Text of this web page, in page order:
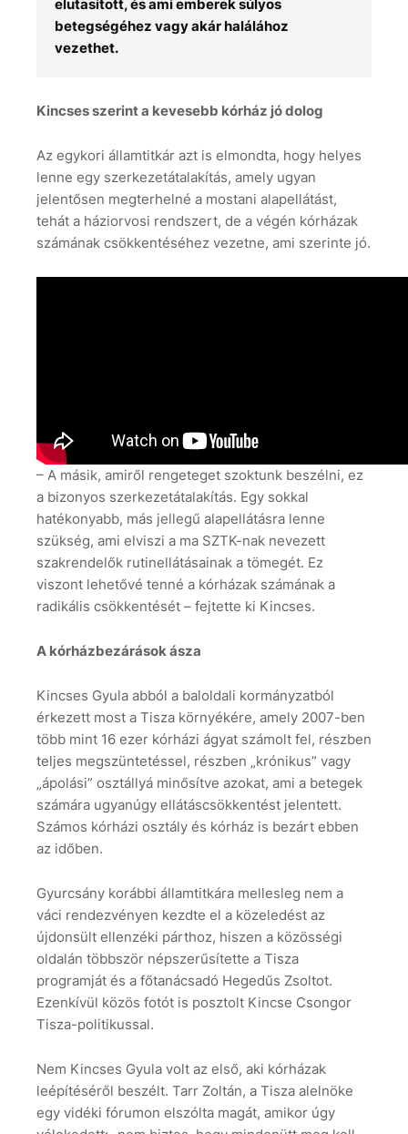
elutasított, és ami emberek súlyos
betegségéhez vagy akár halálához
vezethet.
Kincses szerint a kevesebb kórház jó dolog
Az egykori államtitkár azt is elmondta, hogy helyes
lenne egy szerkezetátalakítás, amely ugyan
jelentősen megterhelné a mostani alapellátást,
tehát a háziorvosi rendszert, de a végén kórházak
számának csökkentéséhez vezetne, ami szerinte jó.
– A másik, amiről rengeteget szoktunk beszélni, ez
a bizonyos szerkezetátalakítás. Egy sokkal
hatékonyabb, más jellegű alapellátásra lenne
szükség, ami elviszi a ma SZTK-nak nevezett
szakrendelők rutinellátásainak a tömegét. Ez
viszont lehetővé tenné a kórházak számának a
radikális csökkentését – fejtette ki Kincses.
A kórházbezárások ásza
Kincses Gyula abból a baloldali kormányzatból
érkezett most a Tisza környékére, amely 2007-ben
több mint 16 ezer kórházi ágyat számolt fel, részben
teljes megszüntetéssel, részben „krónikus” vagy
„ápolási” osztállyá minősítve azokat, ami a betegek
számára ugyanúgy ellátáscsökkentést jelentett.
Számos kórházi osztály és kórház is bezárt ebben
az időben.
Gyurcsány korábbi államtitkára mellesleg nem a
váci rendezvényen kezdte el a közeledést az
újdonsült ellenzéki párthoz, hiszen a közösségi
oldalán többször népszerűsítette a Tisza
programját és a főtanácsadó Hegedűs Zsoltot.
Ezenkívül közös fotót is posztolt Kincse Csongor
Tisza-politikussal.
Nem Kincses Gyula volt az első, aki kórházak
leépítéséről beszélt. Tarr Zoltán, a Tisza alelnöke
egy vidéki fórumon elszólta magát, amikor úgy